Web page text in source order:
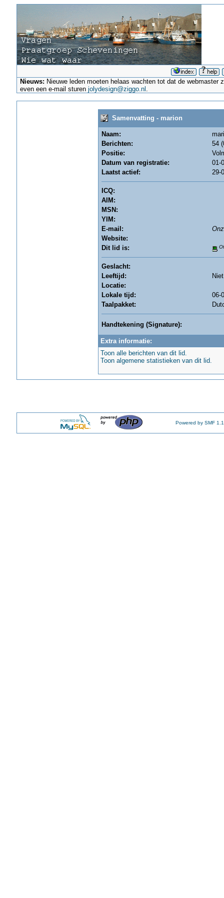
Nieuws: Nieuwe leden moeten helaas wachten tot dat de
even een e-mail sturenjolydesign@ziggo.nl .
Samenvatting - marion
Naam:
Berichten:
54
Positie:
Datum van registratie:
01-
Laatst actief:
29-
ICQ:
AIM:
MSN:
YIM:
E-mail:
Website:
Dit lid is:
Geslacht:
Leeftijd:
Locatie:
Lokale tijd:
06-
Taalpakket:
Handtekening (Signature):
Extra informatie:
Toon alle berichten van dit lid.
Toon algemene statistieken van dit lid.
Powered by SMF